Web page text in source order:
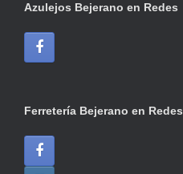
Azulejos Bejerano en Redes
Ferretería Bejerano en Redes